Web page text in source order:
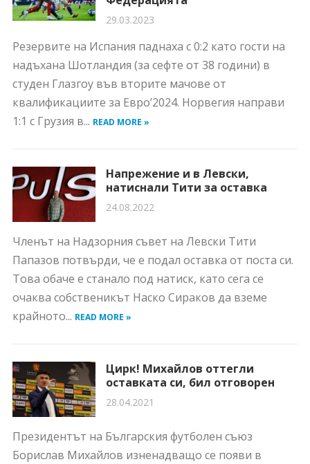
29.03.2023
Резервите на Испания паднаха с 0:2 като гости на
надъхана Шотландия (за сефте от 38 години) в
студен Глазгоу във вторите мачове от
квалификациите за Евро’2024. Норвегия направи
1:1 с Грузия в... READ MORE »
Напрежение и в Левски,
натиснали Тити за оставка
24.08.2022
Членът на Надзорния съвет на Левски Тити
Папазов потвърди, че е подал оставка от поста си.
Това обаче е станало под натиск, като сега се
очаква собственикът Наско Сираков да вземе
крайното... READ MORE »
Цирк! Михайлов оттегли
оставката си, бил отговорен
28.04.2021
Президентът на Българския футболен съюз
Борислав Михайлов изненадващо се появи в